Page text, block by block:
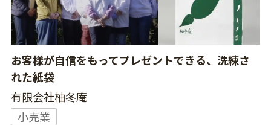
お客様が自信をもってプレゼントできる、洗練さ
れた紙袋
有限会社柚冬庵
小売業